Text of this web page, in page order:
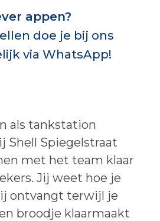
appen?
doe je bij ons
via WhatsApp!
als tankstation
Shell Spiegelstraat
met het team klaar
Jij weet hoe je
ontvangt terwijl je
broodje klaarmaakt